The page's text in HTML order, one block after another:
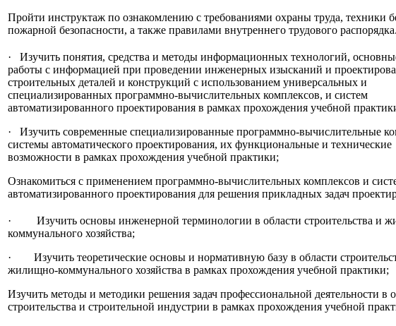
Пройти инструктаж по ознакомлению с требованиями охраны труда, техники
пожарной безопасности, а также правилами внутреннего трудового распорядка.
· Изучить понятия, средства и методы информационных технологий,
работы с информацией при проведении инженерных изысканий и
строительных деталей и конструкций с использованием универсальных и
специализированных программно-вычислительных комплексов, и систем
автоматизированного проектирования в рамках прохождения учебной
· Изучить современные специализированные программно-вычислительные
системы автоматического проектирования, их функциональные и технические
возможности в рамках прохождения учебной практики;
Ознакомиться с применением программно-вычислительных комплексов и
автоматизированного проектирования для решения прикладных задач
· Изучить основы инженерной терминологии в области строительства и
коммунального хозяйства;
· Изучить теоретические основы и нормативную базу в области
жилищно-коммунального хозяйства в рамках прохождения учебной практики;
Изучить методы и методики решения задач профессиональной деятельности в
строительства и строительной индустрии в рамках прохождения учебной